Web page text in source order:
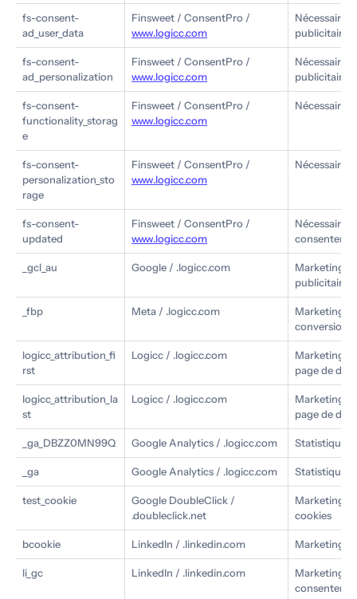
fs-consent-
ad_user_data
Finsweet / ConsentPro /
www.logicc.com
Nécessaire
publicitaires
fs-consent-
ad_personalization
Finsweet / ConsentPro /
www.logicc.com
Nécessaire
publicitaire
fs-consent-
functionality_storag
e
Finsweet / ConsentPro /
www.logicc.com
Nécessaire
fs-consent-
personalization_sto
rage
Finsweet / ConsentPro /
www.logicc.com
Nécessaire
fs-consent-
updated
Finsweet / ConsentPro /
www.logicc.com
Nécessaire
_gcl_au Google / .logicc.com
Marketing :
publicitaire
_fbp Meta / .logicc.com
Marketing :
conversions
logicc_attribution_fi
rst
Logicc / .logicc.com
Marketing :
page de
logicc_attribution_la
st
Logicc / .logicc.com
Marketing :
page de
_ga_DBZZ0MN99Q Google Analytics / .logicc.com Statistiques
_ga Google Analytics / .logicc.com Statistiques
test_cookie
Google DoubleClick /
.doubleclick.net
Marketing :
cookies
bcookie LinkedIn / .linkedin.com Marketing :
li_gc LinkedIn / .linkedin.com
Marketing/